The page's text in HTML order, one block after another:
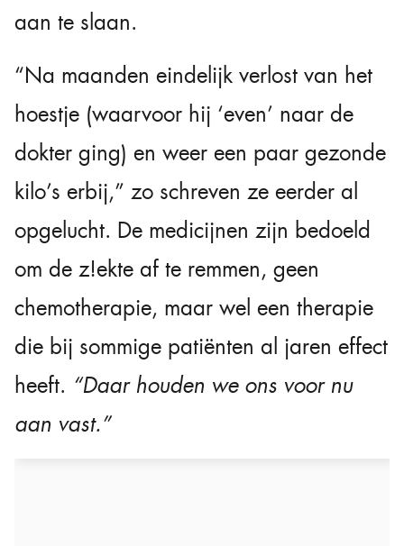
aan te slaan.
“Na maanden eindelijk verlost van het
hoestje (waarvoor hij ‘even’ naar de
dokter ging) en weer een paar gezonde
kilo’s erbij,” zo schreven ze eerder al
opgelucht. De medicijnen zijn bedoeld
om de z!ekte af te remmen, geen
chemotherapie, maar wel een therapie
die bij sommige patiënten al jaren effect
heeft. “Daar houden we ons voor nu
aan vast.”